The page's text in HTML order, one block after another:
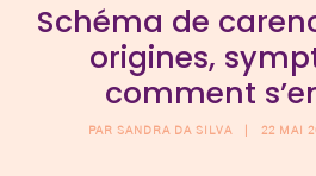
Schéma de
origines,
comment
PAR SANDRA DA SILVA 22 MAI